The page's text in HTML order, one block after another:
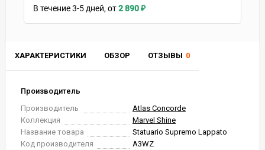
ХАРАКТЕРИСТИКИ ОБЗОР ОТЗЫВЫ 0
Производитель
Производитель
Atlas Concorde
Коллекция
Marvel Shine
Название товара
Statuario Supremo Lappato
Код производителя
A3WZ
В течение3-5 дней 2 890₽